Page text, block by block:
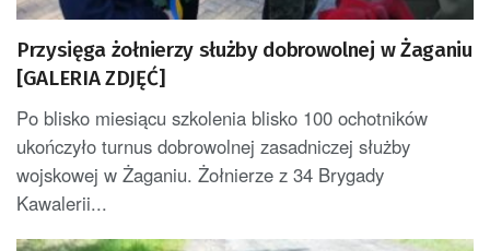
Przysięga żołnierzy służby dobrowolnej w Żaganiu
[GALERIA ZDJĘĆ]
Po blisko miesiącu szkolenia blisko 100 ochotników
ukończyło turnus dobrowolnej zasadniczej służby
wojskowej w Żaganiu. Żołnierze z 34 Brygady
Kawalerii...